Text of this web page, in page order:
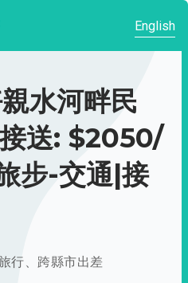
English
水河畔民
送: $2050/
步-交通|接
行、跨縣市出差